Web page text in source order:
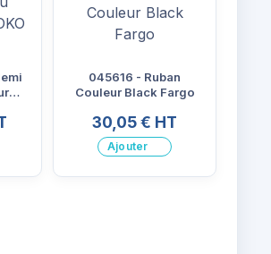
045616 - Ruban
Couleur Black Fargo
30,05 € HT
Ajouter